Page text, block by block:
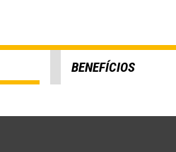
BENEFÍCIOS